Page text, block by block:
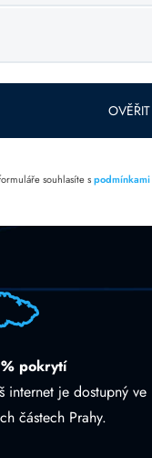
OVĚŘIT
souhlasíte spodmínkami
pokrytí
internet je dostupný ve
částech Prahy.